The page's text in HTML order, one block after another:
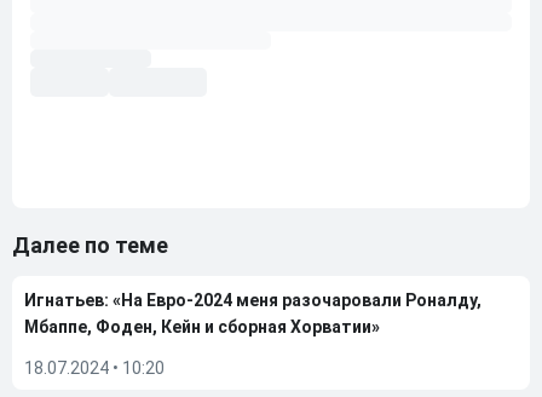
Далее по теме
Игнатьев: «На Евро-2024 меня разочаровали Роналду,
Мбаппе, Фоден, Кейн и сборная Хорватии»
18.07.2024 • 10:20